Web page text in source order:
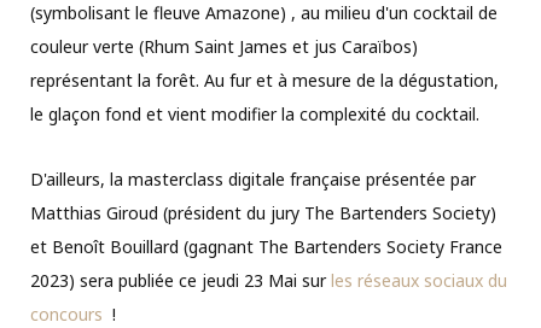
(symbolisant le fleuve Amazone) , au milieu d'un cocktail de
couleur verte (Rhum Saint James et jus Caraïbos)
représentant la forêt. Au fur et à mesure de la dégustation,
le glaçon fond et vient modifier la complexité du cocktail.
D'ailleurs, la masterclass digitale française présentée par
Matthias Giroud (président du jury The Bartenders Society)
et Benoît Bouillard (gagnant The Bartenders Society France
2023) sera publiée ce jeudi 23 Mai surles réseaux sociaux du
concours !